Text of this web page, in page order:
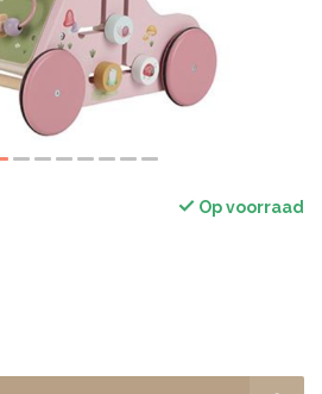
Op voorraad